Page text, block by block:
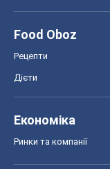
Food Oboz
Рецепти
Дієти
Економіка
Ринки та компанії